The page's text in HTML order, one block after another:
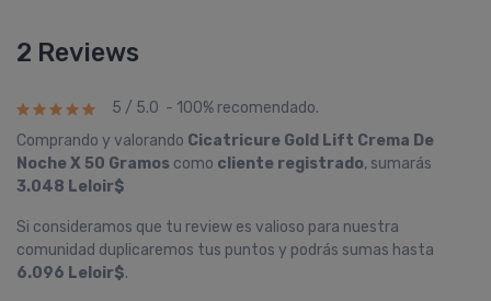
2 Reviews
5 / 5.0 - 100% recomendado.
Comprando y valorando Cicatricure Gold Lift Crema De
Noche X 50 Gramos como cliente registrado, sumarás
3.048 Leloir$
Si consideramos que tu review es valioso para nuestra
comunidad duplicaremos tus puntos y podrás sumas hasta
6.096 Leloir$.